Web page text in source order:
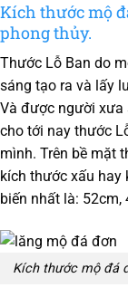
Kích thước mộ
phong thủy.
Thước Lỗ Ban do
sáng tạo ra và lấy
Và được người xưa
cho tới nay thước
mình. Trên bề mặt
kích thước xấu hay
biến nhất là: 52cm,
Kích thước mộ đá